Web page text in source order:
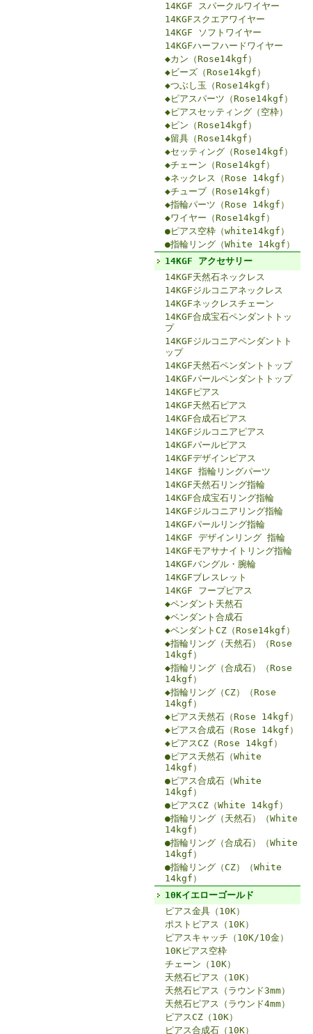
14KGF スパークルワイヤー
14KGFスクエアワイヤー
14KGF ソフトワイヤー
14KGFハーフハードワイヤー
◆カン（Rose14kgf）
◆ビーズ（Rose14kgf）
◆つぶし玉（Rose14kgf）
◆ピアスパーツ（Rose14kgf）
◆ピアスセッティング（空枠）
◆ピン（Rose14kgf）
◆留具（Rose14kgf）
◆セッティング（Rose14kgf）
◆チェーン（Rose14kgf）
◆ネックレス（Rose 14kgf）
◆チューブ（Rose14kgf）
◆指輪パーツ（Rose 14kgf）
◆ワイヤー（Rose14kgf）
●ピアス空枠（white14kgf）
●指輪リング（White 14kgf）
14KGF アクセサリー
14KGF天然石ネックレス
14KGFジルコニアネックレス
14KGFネックレスチェーン
14KGF合成宝石ペンダントトッ
プ
14KGFジルコニアペンダントト
ップ
14KGF天然石ペンダントトップ
14KGFパールペンダントトップ
14KGFピアス
14KGF天然石ピアス
14KGF合成石ピアス
14KGFジルコニアピアス
14KGFパールピアス
14KGFデザインピアス
14KGF 指輪リングパーツ
14KGF天然石リング指輪
14KGF合成宝石リング指輪
14KGFジルコニアリング指輪
14KGFパールリング指輪
14KGF デザインリング 指輪
14KGFモアサナイトリング指輪
14KGFバングル・腕輪
14KGFブレスレット
14KGF フープピアス
◆ペンダント天然石
◆ペンダント合成石
◆ペンダントCZ（Rose14kgf）
◆指輪リング（天然石）（Rose
14kgf）
◆指輪リング（合成石）（Rose
14kgf）
◆指輪リング（CZ）（Rose
14kgf）
◆ピアス天然石（Rose 14kgf）
◆ピアス合成石（Rose 14kgf）
◆ピアスCZ（Rose 14kgf）
●ピアス天然石（White
14kgf）
●ピアス合成石（White
14kgf）
●ピアスCZ（White 14kgf）
●指輪リング（天然石）（White
14kgf）
●指輪リング（合成石）（White
14kgf）
●指輪リング（CZ）（White
14kgf）
10Kイエローゴールド
ピアス金具（10K）
ポストピアス（10K）
ピアスキャッチ（10K/10金）
10Kピアス空枠
チェーン（10K）
天然石ピアス（10K）
天然石ピアス（ラウンド3mm）
天然石ピアス（ラウンド4mm）
ピアスCZ（10K）
ピアス合成石（10K）